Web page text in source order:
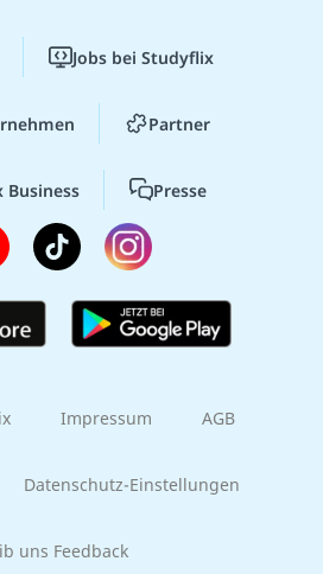
Jobs bei Studyflix
Partner
Business Presse
Impressum AGB
Datenschutz-Einstellungen
uns Feedback